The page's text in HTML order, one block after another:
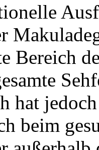
Bereich
hat
beim